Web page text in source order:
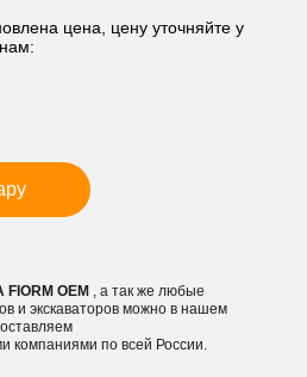
цена, цену уточняйте у
OEM , а так же любые
и экскаваторов можно в нашем
компаниями по всей России.